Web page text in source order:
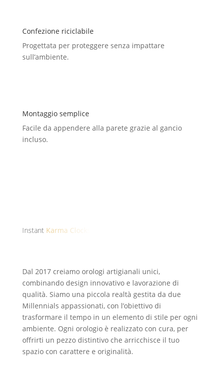
Confezione riciclabile
Progettata per proteggere senza impattare
sull’ambiente.
Montaggio semplice
Facile da appendere alla parete grazie al gancio
incluso.
Instant Karma Clocks
Dal 2017 creiamo orologi artigianali unici,
combinando design innovativo e lavorazione di
qualità. Siamo una piccola realtà gestita da due
Millennials appassionati, con l’obiettivo di
trasformare il tempo in un elemento di stile per ogni
ambiente. Ogni orologio è realizzato con cura, per
offrirti un pezzo distintivo che arricchisce il tuo
spazio con carattere e originalità.